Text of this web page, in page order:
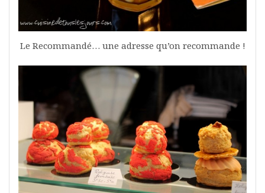
Le Recommandé… une adresse qu’on recommande !